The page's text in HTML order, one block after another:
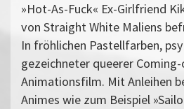
»Hot-As-Fuck« Ex-Girlfriend
von Straight White Maliens
In fröhlichen Pastellfarben,
gezeichneter queerer
Animationsfilm. Mit Anleihen
Animes wie zum Beispiel